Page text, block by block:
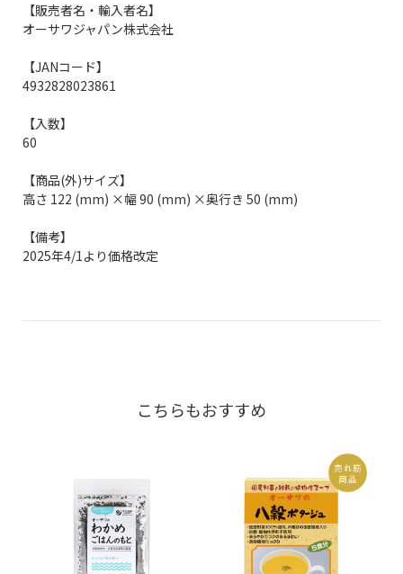
【販売者名・輸入者名】
オーサワジャパン株式会社
【JANコード】
4932828023861
【入数】
60
【商品(外)サイズ】
高さ 122 (mm) ×幅 90 (mm) ×奥行き 50 (mm)
【備考】
2025年4/1より価格改定
こちらもおすすめ